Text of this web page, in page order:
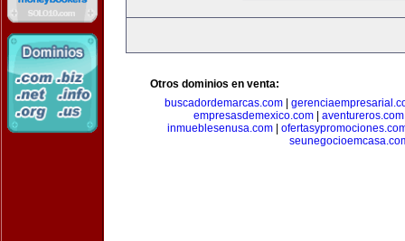
Otros dominios en venta:
buscadordemarcas.com|
empresasdemexico.com| aventureros.com
inmueblesenusa.com|